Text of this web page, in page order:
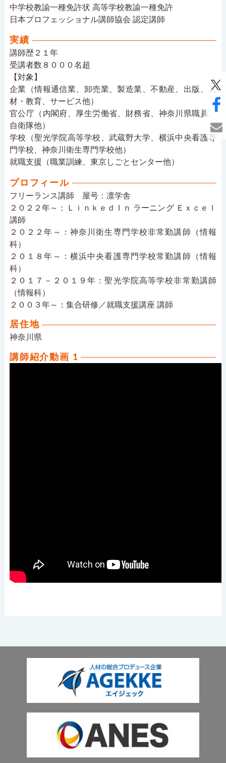
中学校教諭一種免許状 高等学校教諭一種免許
日本プロフェッショナル講師協会 認定講師
実績
講師歴２１年
受講者数８０００名超
【対象】
企業（情報通信業、卸売業、製造業、不動産、出版、人
材・教育、サービス他）
官公庁（内閣府、厚生労働省、財務省、神奈川県職員、
自衛隊他）
学校（聖光学院高等学校、武蔵野大学、横浜中央看護専
門学校、神奈川衛生専門学校他）
就職支援（職業訓練、東京しごとセンター他）
プロフィール
フリーランス講師 屋号：凛学舎
２０２２年～：ＬｉｎｋｅｄＩｎ ラーニング Ｅｘｃｅｌ
講師
２０２２年～：神奈川衛生専門学校非常勤講師（情報
科）
２０１８年～：横浜中央看護専門学校常勤講師（情報
科）
２０１７－２０１９年：聖光学院高等学校非常勤講師
（情報科）
２００３年～：集合研修／就職支援講座 講師
居住地
神奈川県
講師紹介動画 1